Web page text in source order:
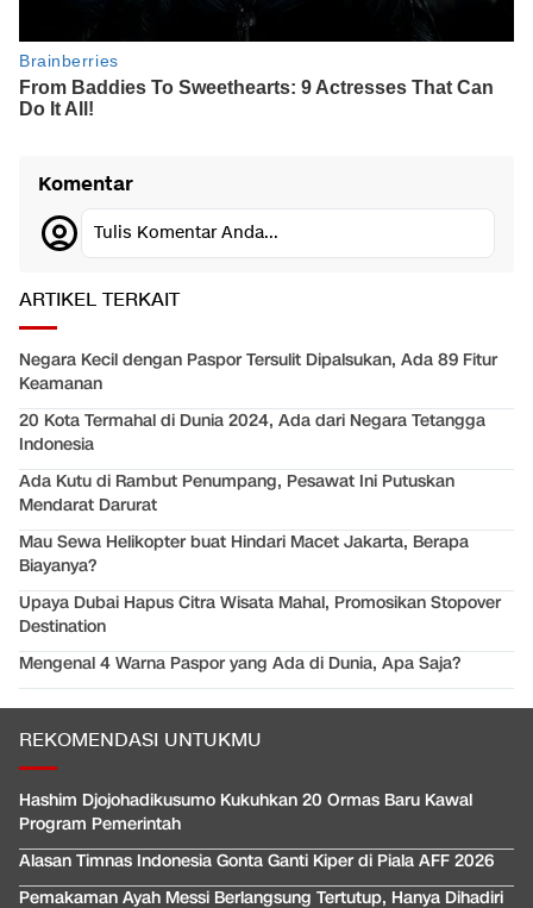
Komentar
Tulis Komentar Anda...
ARTIKEL TERKAIT
Negara Kecil dengan Paspor Tersulit Dipalsukan, Ada 89 Fitur
Keamanan
20 Kota Termahal di Dunia 2024, Ada dari Negara Tetangga
Indonesia
Ada Kutu di Rambut Penumpang, Pesawat Ini Putuskan
Mendarat Darurat
Mau Sewa Helikopter buat Hindari Macet Jakarta, Berapa
Biayanya?
Upaya Dubai Hapus Citra Wisata Mahal, Promosikan Stopover
Destination
Mengenal 4 Warna Paspor yang Ada di Dunia, Apa Saja?
REKOMENDASI UNTUKMU
Hashim Djojohadikusumo Kukuhkan 20 Ormas Baru Kawal
Program Pemerintah
Alasan Timnas Indonesia Gonta Ganti Kiper di Piala AFF 2026
Pemakaman Ayah Messi Berlangsung Tertutup, Hanya Dihadiri